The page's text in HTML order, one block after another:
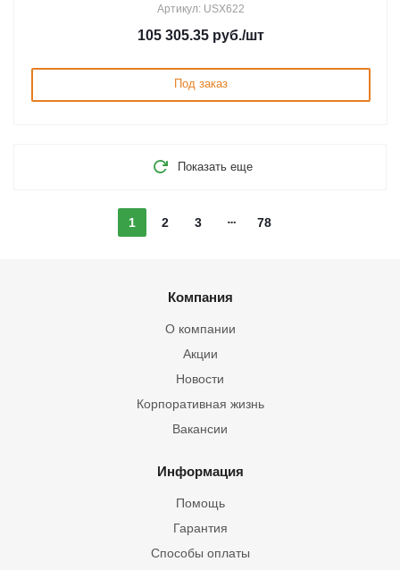
Артикул: USX622
105 305.35 руб./шт
Под заказ
Показать еще
1 2 3 78
Компания
О компании
Акции
Новости
Корпоративная жизнь
Вакансии
Информация
Помощь
Гарантия
Способы оплаты